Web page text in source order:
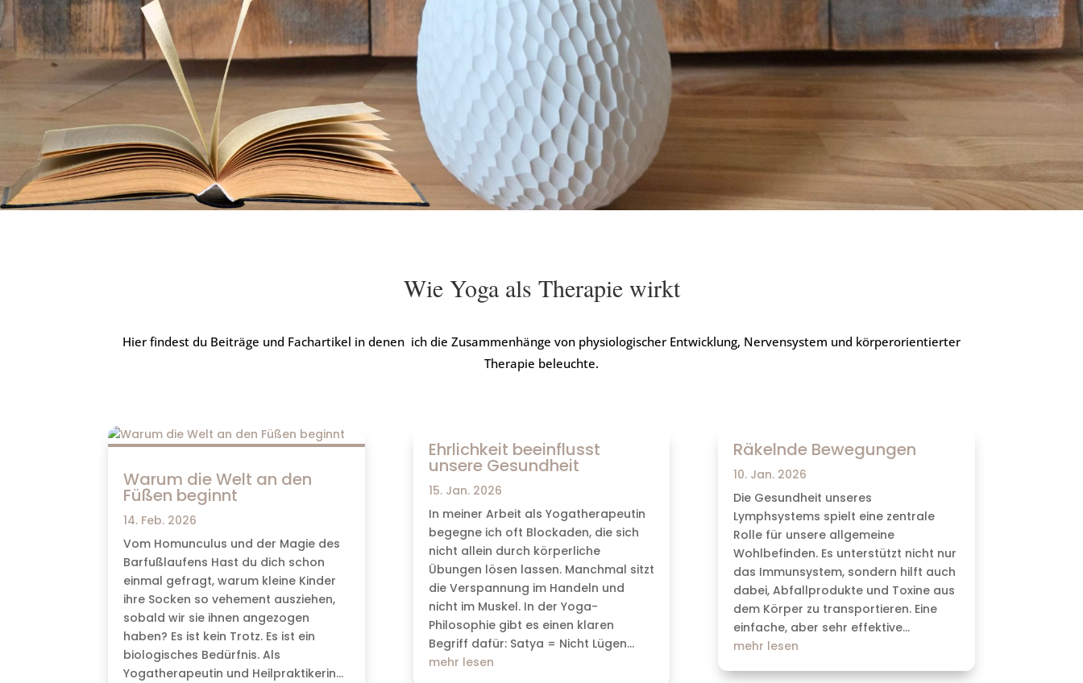
Wie Yoga als Therapie wirkt
Hier findest du Beiträge und Fachartikel in denen ich die Zusammenhänge von physiologischer Entwicklung, Nervensystem und körperorientierter
Therapie beleuchte.
Warum die Welt an den
Füßen beginnt
14. Feb. 2026
Vom Homunculus und der Magie des
Barfußlaufens Hast du dich schon
einmal gefragt, warum kleine Kinder
ihre Socken so vehement ausziehen,
sobald wir sie ihnen angezogen
haben? Es ist kein Trotz. Es ist ein
biologisches Bedürfnis. Als
Yogatherapeutin und Heilpraktikerin...
Ehrlichkeit beeinflusst
unsere Gesundheit
15. Jan. 2026
In meiner Arbeit als Yogatherapeutin
begegne ich oft Blockaden, die sich
nicht allein durch körperliche
Übungen lösen lassen. Manchmal sitzt
die Verspannung im Handeln und
nicht im Muskel. In der Yoga-
Philosophie gibt es einen klaren
Begriff dafür: Satya = Nicht Lügen...
mehr lesen
Räkelnde Bewegungen
10. Jan. 2026
Die Gesundheit unseres
Lymphsystems spielt eine zentrale
Rolle für unsere allgemeine
Wohlbefinden. Es unterstützt nicht nur
das Immunsystem, sondern hilft auch
dabei, Abfallprodukte und Toxine aus
dem Körper zu transportieren. Eine
einfache, aber sehr effektive...
mehr lesen